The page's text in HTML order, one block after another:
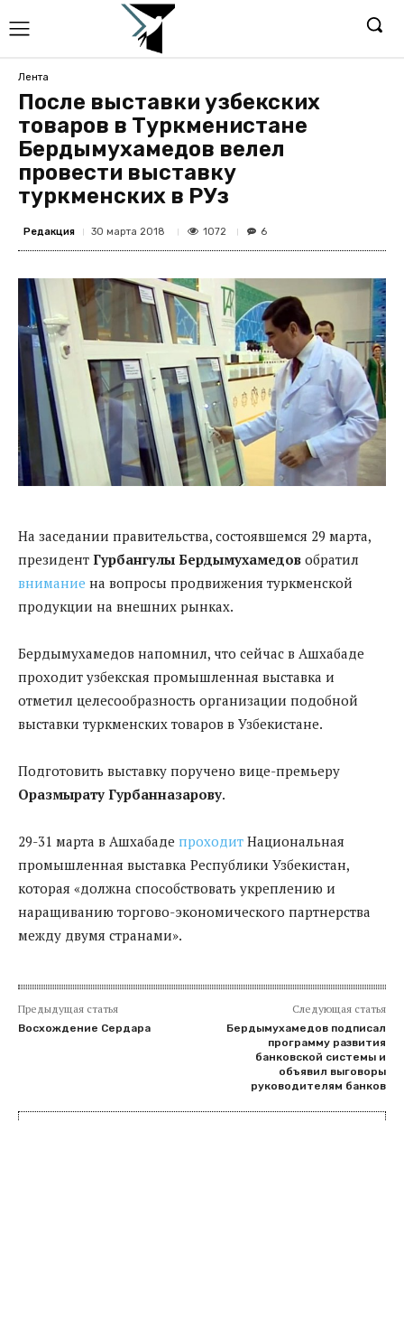
Лента
После выставки узбекских
товаров в Туркменистане
Бердымухамедов велел
провести выставку
туркменских в РУз
Редакция 30 марта 2018 1072 6
На заседании правительства, состоявшемся 29 марта,
президент Гурбангулы Бердымухамедов обратил
внимание на вопросы продвижения туркменской
продукции на внешних рынках.
Бердымухамедов напомнил, что сейчас в Ашхабаде
проходит узбекская промышленная выставка и
отметил целесообразность организации подобной
выставки туркменских товаров в Узбекистане.
Подготовить выставку поручено вице-премьеру
Оразмырату Гурбанназарову.
29-31 марта в Ашхабаде проходит Национальная
промышленная выставка Республики Узбекистан,
которая «должна способствовать укреплению и
наращиванию торгово-экономического партнерства
между двумя странами».
Предыдущая статья
Восхождение Сердара
Следующая статья
Бердымухамедов подписал
программу развития
банковской системы и
объявил выговоры
руководителям банков